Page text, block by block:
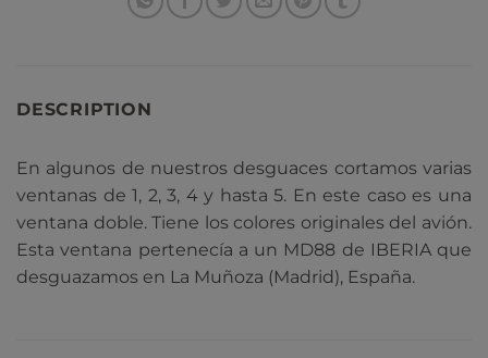
DESCRIPTION
En algunos de nuestros desguaces cortamos varias
ventanas de 1, 2, 3, 4 y hasta 5. En este caso es una
ventana doble. Tiene los colores originales del avión.
Esta ventana pertenecía a un MD88 de IBERIA que
desguazamos en La Muñoza (Madrid), España.